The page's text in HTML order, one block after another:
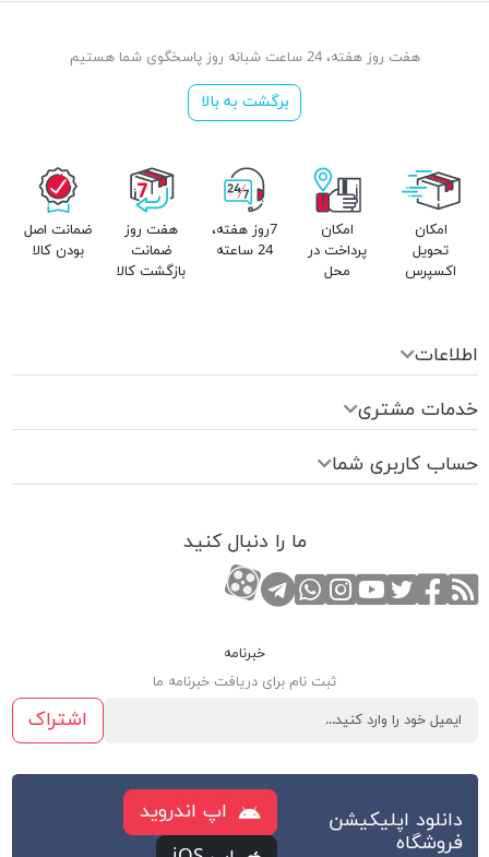
هفت روز هفته، 24 ساعت شبانه روز پاسخگوی شما هستیم
برگشت به بالا
امکان
تحویل
اکسپرس
امکان
پرداخت در
محل
7روز هفته،
24 ساعته
هفت روز
ضمانت
بازگشت کالا
ضمانت اصل
بودن کالا
اطلاعات
خدمات مشتری
حساب کاربری شما
ما را دنبال کنید
RSSصفحه فیسبوک
صفحه تویتر
کانال یوتوب
صفحه اینستاگرام
تماس با واتس اپ
کانال تلگرام
کانال آپارات
خبرنامه
ثبت نام برای دریافت خبرنامه ما
اشتراک
دانلود اپلیکیشن
فروشگاه
اپ اندروید